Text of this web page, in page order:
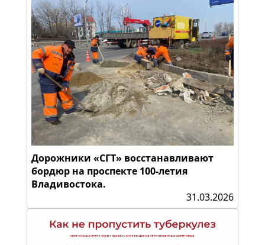
Дорожники «СГТ» восстанавливают
бордюр на проспекте 100-летия
Владивостока.
31.03.2026